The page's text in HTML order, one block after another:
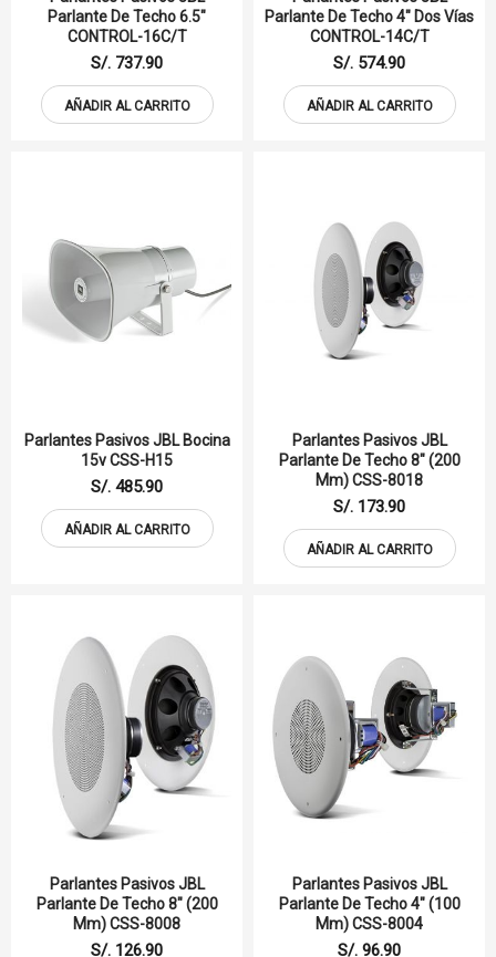
Parlante De Techo 6.5"
CONTROL-16C/T
S/. 737.90
AÑADIR AL CARRITO
Parlante De Techo 4" Dos Vías
CONTROL-14C/T
S/. 574.90
AÑADIR AL CARRITO
Parlantes Pasivos JBL Bocina
15v CSS-H15
S/. 485.90
AÑADIR AL CARRITO
Parlantes Pasivos JBL
Parlante De Techo 8" (200
Mm) CSS-8018
S/. 173.90
AÑADIR AL CARRITO
Parlantes Pasivos JBL
Parlante De Techo 8" (200
Mm) CSS-8008
S/. 126.90
Parlantes Pasivos JBL
Parlante De Techo 4" (100
Mm) CSS-8004
S/. 96.90